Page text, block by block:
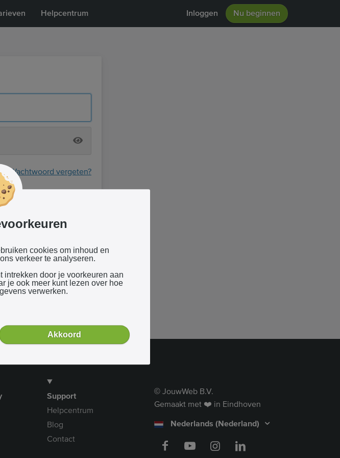
Helpcentrum Inloggen Nu beginnen
Wachtwoord vergeten?
ga je akkoord met onze
Support
Helpcentrum
Blog
Contact
© JouwWeb B.V.
Gemaakt met ❤️ in Eindhoven
Nederlands (Nederland)
cookies om inhoud en
verkeer te analyseren.
intrekken door je voorkeuren aan
je ook meer kunt lezen over hoe
verwerken.
Akkoord